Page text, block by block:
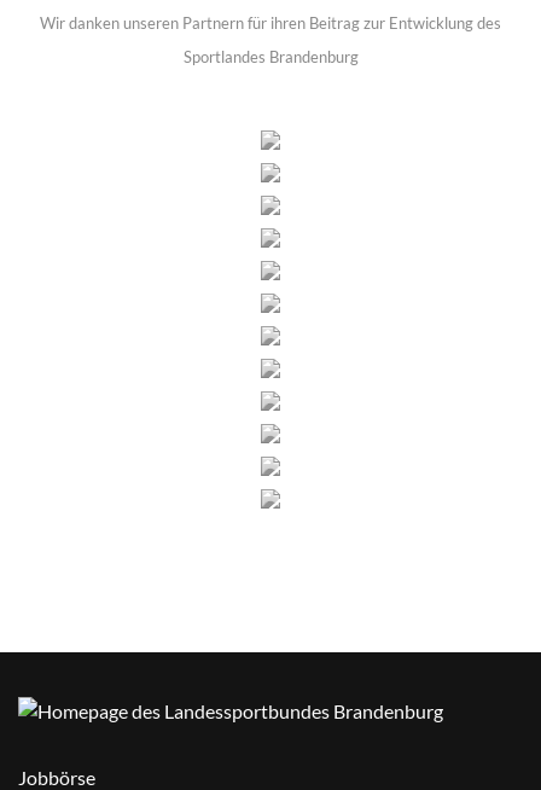
Wir danken unseren Partnern für ihren Beitrag zur Entwicklung des
Sportlandes Brandenburg
Jobbörse